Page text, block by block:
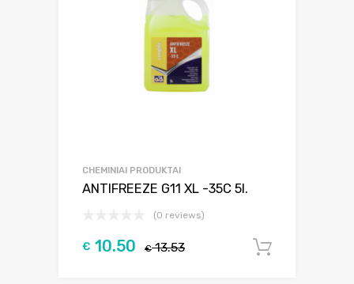
CHEMINIAI PRODUKTAI
ANTIFREEZE G11 XL -35C 5l.
(0 reviews)
€13.53
€ 10.50